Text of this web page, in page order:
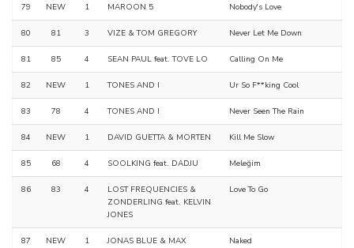
79 NEW 1 MAROON 5 Nobody's Love
80 81 3 VIZE & TOM GREGORY Never Let Me Down
81 85 4 SEAN PAUL feat. TOVE LO Calling On Me
82 NEW 1 TONES AND I Ur So F**king Cool
83 78 4 TONES AND I Never Seen The Rain
84 NEW 1 DAVID GUETTA & MORTEN Kill Me Slow
85 68 4 SOOLKING feat. DADJU Meleğim
86 83 4
LOST FREQUENCIES &
ZONDERLING feat. KELVIN
JONES
Love To Go
87 NEW 1 JONAS BLUE & MAX Naked